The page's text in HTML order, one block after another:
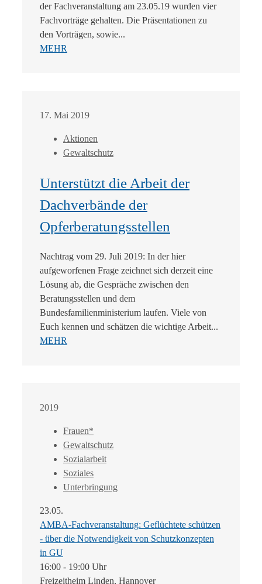
der Fachveranstaltung am 23.05.19 wurden vier
Fachvorträge gehalten. Die Präsentationen zu
den Vorträgen, sowie...
MEHR
17. Mai 2019
Aktionen
Gewaltschutz
Unterstützt die Arbeit der
Dachverbände der
Opferberatungsstellen
Nachtrag vom 29. Juli 2019: In der hier
aufgeworfenen Frage zeichnet sich derzeit eine
Lösung ab, die Gespräche zwischen den
Beratungsstellen und dem
Bundesfamilienministerium laufen. Viele von
Euch kennen und schätzen die wichtige Arbeit...
MEHR
2019
Frauen*
Gewaltschutz
Sozialarbeit
Soziales
Unterbringung
23.05.
AMBA-Fachveranstaltung: Geflüchtete schützen
- über die Notwendigkeit von Schutzkonzepten
in GU
16:00 - 19:00 Uhr
Freizeitheim Linden, Hannover